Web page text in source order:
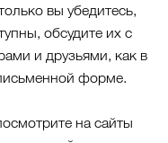
вы убедитесь,
обсудите их с
и друзьями, как в
форме.
на сайты